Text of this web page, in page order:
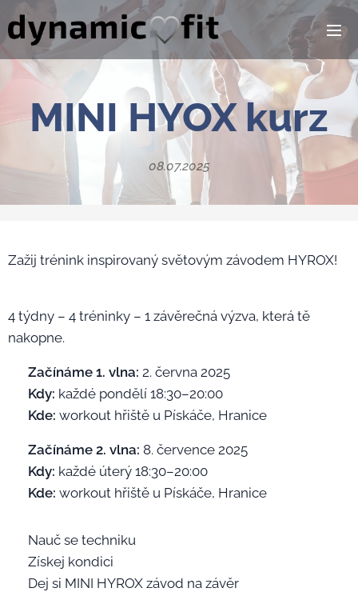
MINI HYOX kurz
08.07.2025
Zažij trénink inspirovaný světovým závodem HYROX!
4 týdny – 4 tréninky – 1 závěrečná výzva, která tě
nakopne.
Začínáme 1. vlna: 2. června 2025
Kdy: každé pondělí 18:30–20:00
Kde: workout hřiště u Pískáče, Hranice
Začínáme 2. vlna: 8. července 2025
Kdy: každé úterý 18:30–20:00
Kde: workout hřiště u Pískáče, Hranice
✅ Nauč se techniku
✅ Získej kondici
✅ Dej si MINI HYROX závod na závěr